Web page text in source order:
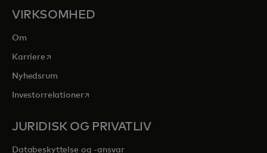
VIRKSOMHED
Om
Karriereopens in a new tab
Nyhedsrum
Investorrelationeropens in a new tab
JURIDISK OG PRIVATLIV
Databeskyttelse og -ansvar